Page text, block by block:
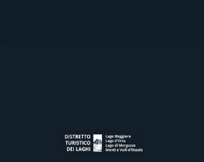
Distretto Turistico dei
Sede legale e operativa: